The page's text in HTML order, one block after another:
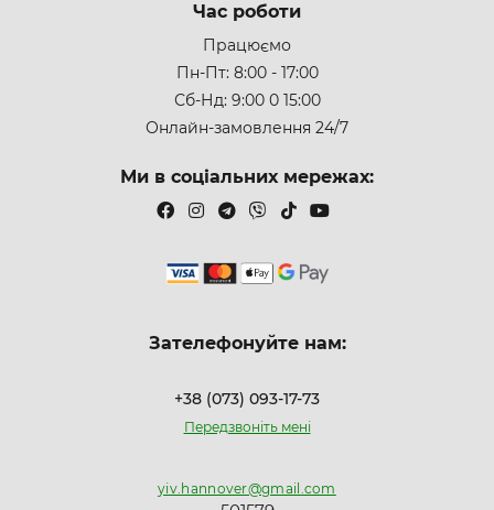
Час роботи
Працюємо
Пн-Пт: 8:00 - 17:00
Сб-Нд: 9:00 0 15:00
Онлайн-замовлення 24/7
Ми в соціальних мережах:
Зателефонуйте нам:
+38 (073) 093-17-73
Передзвоніть мені
yiv.hannover@gmail.com